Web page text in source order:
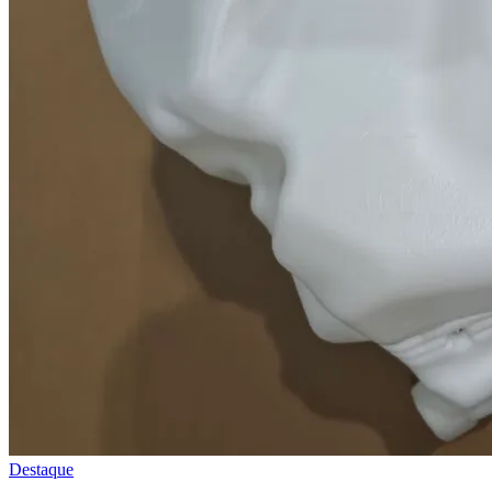
Destaque